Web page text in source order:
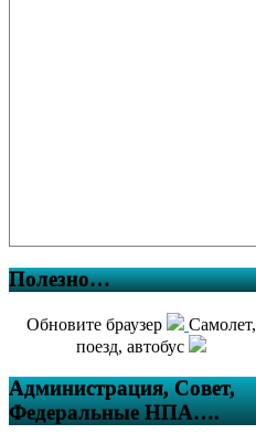
Полезно…
Обновите браузер
Самолет,
поезд, автобус
Администрация, Совет,
Федеральные НПА….